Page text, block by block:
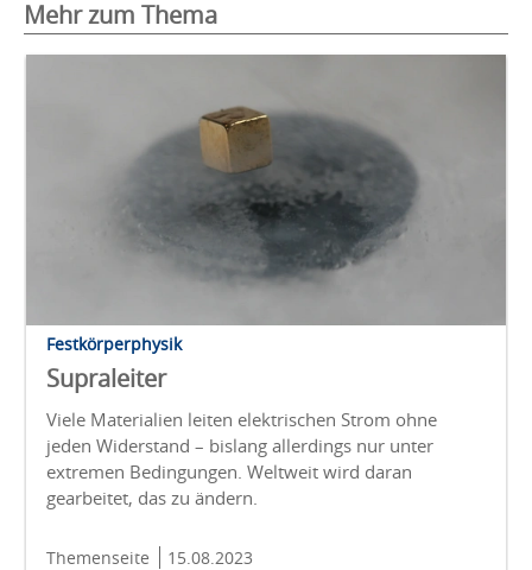
Mehr zum Thema
Festkörperphysik
Supraleiter
Viele Materialien leiten elektrischen Strom ohne
jeden Widerstand – bislang allerdings nur unter
extremen Bedingungen. Weltweit wird daran
gearbeitet, das zu ändern.
Themenseite 15.08.2023